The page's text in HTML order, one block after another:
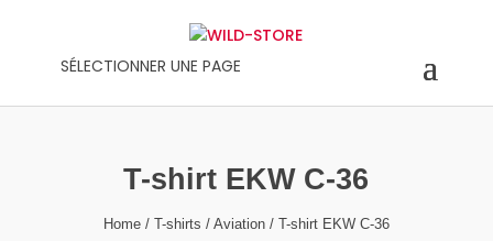
SÉLECTIONNER UNE PAGE
T-shirt EKW C-36
Home/ T-shirts / Aviation/ T-shirt EKW C-36